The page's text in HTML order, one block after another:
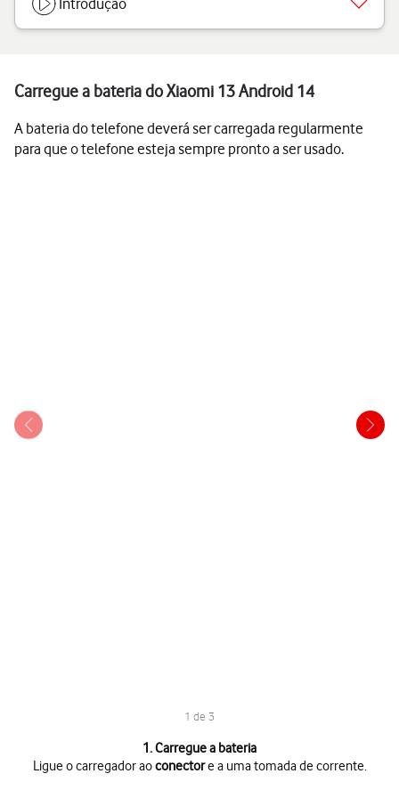
Introdução
Carregue a bateria do Xiaomi 13 Android 14
A bateria do telefone deverá ser carregada regularmente
para que o telefone esteja sempre pronto a ser usado.
1 de 3
1. Carregue a bateria
Ligue o carregador aoconectore a uma tomada de corrente.